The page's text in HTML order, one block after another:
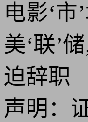
电影‘
美‘联’
迫辞职
声明：